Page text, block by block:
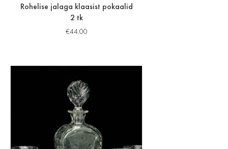
Rohelise jalaga klaasist pokaalid
2 tk
€44.00